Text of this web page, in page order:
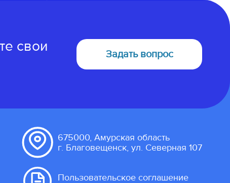
свои
Задать вопрос
675000, Амурская область
г. Благовещенск, ул. Северная 107
Пользовательское соглашение